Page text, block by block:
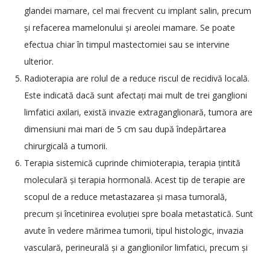
glandei mamare, cel mai frecvent cu implant salin, precum
și refacerea mamelonului și areolei mamare. Se poate
efectua chiar în timpul mastectomiei sau se intervine
ulterior.
Radioterapia are rolul de a reduce riscul de recidivă locală.
Este indicată dacă sunt afectați mai mult de trei ganglioni
limfatici axilari, există invazie extraganglionară, tumora are
dimensiuni mai mari de 5 cm sau după îndepărtarea
chirurgicală a tumorii.
Terapia sistemică cuprinde chimioterapia, terapia țintită
moleculară și terapia hormonală. Acest tip de terapie are
scopul de a reduce metastazarea și masa tumorală,
precum și încetinirea evoluției spre boala metastatică. Sunt
avute în vedere mărimea tumorii, tipul histologic, invazia
vasculară, perineurală și a ganglionilor limfatici, precum și